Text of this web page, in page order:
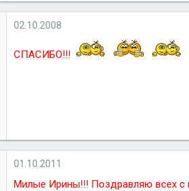
02.10.2008
СПАСИБО!!!
01.10.2011
Милые Ирины!!! Поздравляю всех с